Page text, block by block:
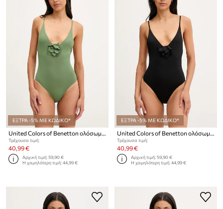
ΕΞΤΡΑ -5% ΜΕ ΚΩΔΙΚΟ*
United Colors of Benetton ολόσωμο μαγιό Γυναικείο
Τρέχουσα τιμή:
40,99 €
Αρχική τιμή:59,90 €
Η χαμηλότερη τιμή:44,99 €
ΕΞΤΡΑ -5% ΜΕ ΚΩΔΙΚΟ*
United Colors of Benetton ολόσωμο μαγιό γυναικείο
Τρέχουσα τιμή:
40,99 €
Αρχική τιμή:59,90 €
Η χαμηλότερη τιμή:44,99 €